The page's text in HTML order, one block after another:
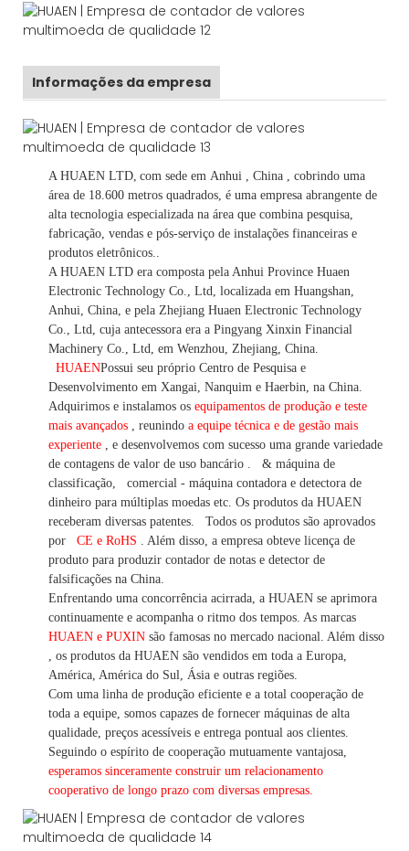
Informações da empresa
A HUAEN LTD, com sede em Anhui , China
, cobrindo uma
área de 18.600 metros quadrados, é uma empresa abrangente de
alta tecnologia especializada na área que combina pesquisa,
fabricação, vendas e pós-serviço de instalações financeiras e
produtos eletrônicos.
A HUAEN LTD era composta pela Anhui Province Huaen
Electronic Technology Co., Ltd, localizada em Huangshan,
Anhui, China, e pela Zhejiang Huaen Electronic Technology
Co., Ltd, cuja antecessora era a Pingyang Xinxin Financial
Machinery Co., Ltd, em Wenzhou, Zhejiang, China.
HUAENPossui seu próprio Centro de Pesquisa e
Desenvolvimento em Xangai, Nanquim e Haerbin, na China.
Adquirimos e instalamos os equipamentos de produção e teste
mais avançados , reunindo a equipe técnica e de gestão mais
experiente
e desenvolvemos com sucesso uma grande variedade
de contagens de valor de uso bancário
& máquina de
classificação,
comercial - máquina contadora e detectora de
dinheiro para múltiplas moedas etc. Os produtos da HUAEN
receberam diversas patentes.
Todos os produtos são aprovados
por
CE e RoHS . Além disso, a empresa obteve licença de
produto para produzir contador de notas e detector de
falsificações na China.
Enfrentando uma concorrência acirrada, a HUAEN se aprimora
continuamente e acompanha o ritmo dos tempos. As marcas
HUAEN e PUXIN são famosas no mercado nacional. Além disso
os produtos da HUAEN são vendidos em toda a Europa,
América, América do Sul, Ásia e outras regiões.
Com uma linha de produção eficiente e a total cooperação de
toda a equipe, somos capazes de fornecer máquinas de alta
qualidade, preços acessíveis e entrega pontual aos clientes.
Seguindo o espírito de cooperação mutuamente vantajosa,
esperamos sinceramente construir um relacionamento
cooperativo de longo prazo com diversas empresas.